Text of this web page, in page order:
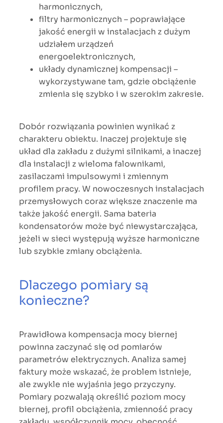
harmonicznych,
filtry harmonicznych – poprawiające
jakość energii w instalacjach z dużym
udziałem urządzeń
energoelektronicznych,
układy dynamicznej kompensacji –
wykorzystywane tam, gdzie obciążenie
zmienia się szybko i w szerokim zakresie.
Dobór rozwiązania powinien wynikać z
charakteru obiektu. Inaczej projektuje się
układ dla zakładu z dużymi silnikami, a inaczej
dla instalacji z wieloma falownikami,
zasilaczami impulsowymi i zmiennym
profilem pracy. W nowoczesnych instalacjach
przemysłowych coraz większe znaczenie ma
także jakość energii. Sama bateria
kondensatorów może być niewystarczająca,
jeżeli w sieci występują wyższe harmoniczne
lub szybkie zmiany obciążenia.
Dlaczego pomiary są
konieczne?
Prawidłowa kompensacja mocy biernej
powinna zaczynać się od pomiarów
parametrów elektrycznych. Analiza samej
faktury może wskazać, że problem istnieje,
ale zwykle nie wyjaśnia jego przyczyny.
Pomiary pozwalają określić poziom mocy
biernej, profil obciążenia, zmienność pracy